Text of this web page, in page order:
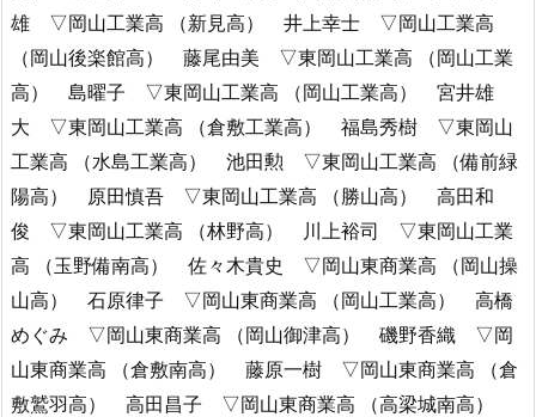
雄 ▽岡山工業高 （新見高） 井上幸士 ▽岡山工業高
（岡山後楽館高） 藤尾由美 ▽東岡山工業高 （岡山工業
高） 島曜子 ▽東岡山工業高 （岡山工業高） 宮井雄
大 ▽東岡山工業高 （倉敷工業高） 福島秀樹 ▽東岡山
工業高 （水島工業高） 池田勲 ▽東岡山工業高 （備前緑
陽高） 原田慎吾 ▽東岡山工業高 （勝山高） 高田和
俊 ▽東岡山工業高 （林野高） 川上裕司 ▽東岡山工業
高 （玉野備南高） 佐々木貴史 ▽岡山東商業高 （岡山操
山高） 石原律子 ▽岡山東商業高 （岡山工業高） 高橋
めぐみ ▽岡山東商業高 （岡山御津高） 磯野香織 ▽岡
山東商業高 （倉敷南高） 藤原一樹 ▽岡山東商業高 （倉
敷鷲羽高） 高田昌子 ▽岡山東商業高 （高梁城南高）